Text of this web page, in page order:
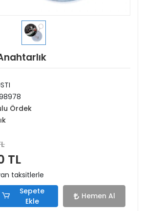
Ördek
TL
taksitlerle
Sepete
Ekle
Hemen Al